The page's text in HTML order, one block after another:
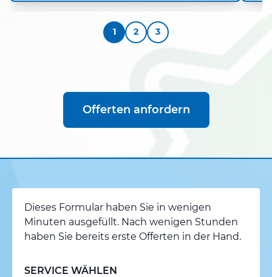
1 2 3
Offerten anfordern
Dieses Formular haben Sie in wenigen
Minuten ausgefüllt. Nach wenigen Stunden
haben Sie bereits erste Offerten in der Hand.
SERVICE WÄHLEN